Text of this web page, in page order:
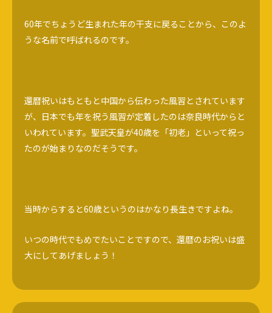
60年でちょうど生まれた年の干支に戻ることから、このよ
うな名前で呼ばれるのです。
還暦祝いはもともと中国から伝わった風習とされています
が、日本でも年を祝う風習が定着したのは奈良時代からと
いわれています。聖武天皇が40歳を「初老」といって祝っ
たのが始まりなのだそうです。
当時からすると60歳というのはかなり長生きですよね。
いつの時代でもめでたいことですので、還暦のお祝いは盛
大にしてあげましょう！